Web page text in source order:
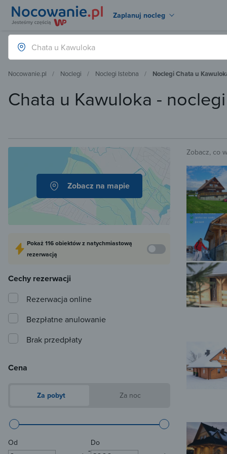
Zaplanuj nocleg
Nocowanie.pl Noclegi Noclegi Istebna Noclegi Chata u
Chata u Kawuloka - noclegi
Zobacz, co
Zobacz na mapie
Pokaż116 obiektówz natychmiastową
rezerwacją
Cechy rezerwacji
Rezerwacja online
Bezpłatne anulowanie
Brak przedpłaty
Cena
Za pobyt Za noc
Od
-
Do